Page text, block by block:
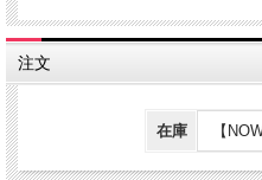
注文
在庫 【